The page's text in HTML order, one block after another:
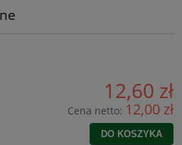
12,60 zł
Cena netto: 12,00 zł
DO KOSZYKA